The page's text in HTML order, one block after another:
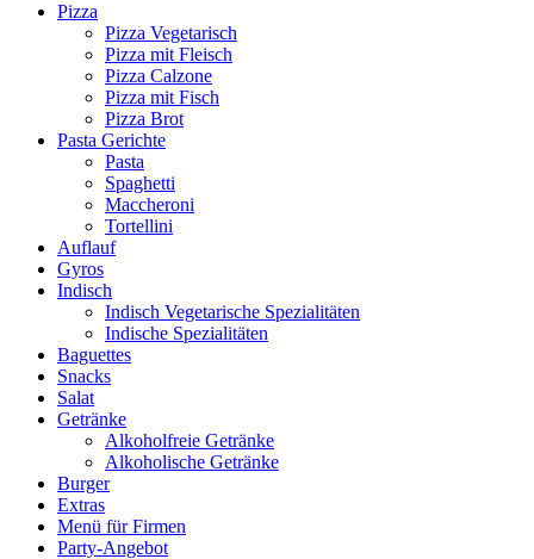
Pizza
Pizza Vegetarisch
Pizza mit Fleisch
Pizza Calzone
Pizza mit Fisch
Pizza Brot
Pasta Gerichte
Pasta
Spaghetti
Maccheroni
Tortellini
Auflauf
Gyros
Indisch
Indisch Vegetarische Spezialitäten
Indische Spezialitäten
Baguettes
Snacks
Salat
Getränke
Alkoholfreie Getränke
Alkoholische Getränke
Burger
Extras
Menü für Firmen
Party-Angebot